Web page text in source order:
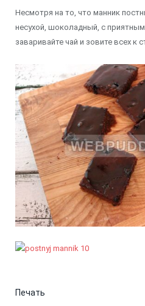
Несмотря на то, что манник
несухой, шоколадный, с
заваривайте чай и зовите всех к
Печать